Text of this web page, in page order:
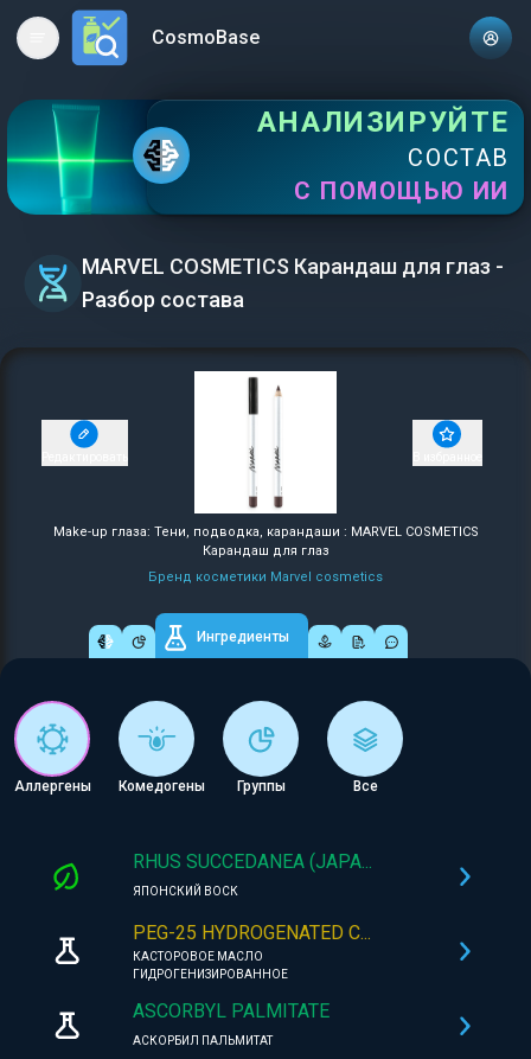
Open main menuCosmoBase
АНАЛИЗИРУЙТЕ
СОСТАВ
С ПОМОЩЬЮ ИИ
MARVEL COSMETICS Карандаш для глаз -
Разбор состава
Make-up глаза: Тени, подводка, карандаши : MARVEL COSMETICS
Карандаш для глаз
Бренд косметики Marvel cosmetics
Ингредиенты
Аллергены Комедогены Группы Все
RHUS SUCCEDANEA (JAPA...
ЯПОНСКИЙ ВОСК
PEG-25 HYDROGENATED C...
КАСТОРОВОЕ МАСЛО
ГИДРОГЕНИЗИРОВАННОЕ
ASCORBYL PALMITATE
АСКОРБИЛ ПАЛЬМИТАТ